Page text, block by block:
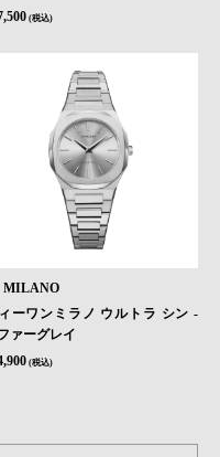
(税込)
MILANO
ーワンミラノ ウルトラ シン -
ァーグレイ
(税込)